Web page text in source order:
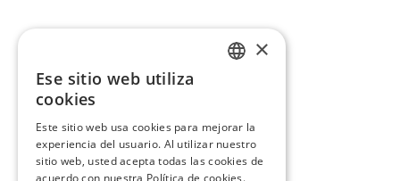
×
Ese sitio web utiliza
cookies
Este sitio web usa cookies para mejorar la
experiencia del usuario. Al utilizar nuestro
sitio web, usted acepta todas las cookies de
acuerdo con nuestra Política de cookies.